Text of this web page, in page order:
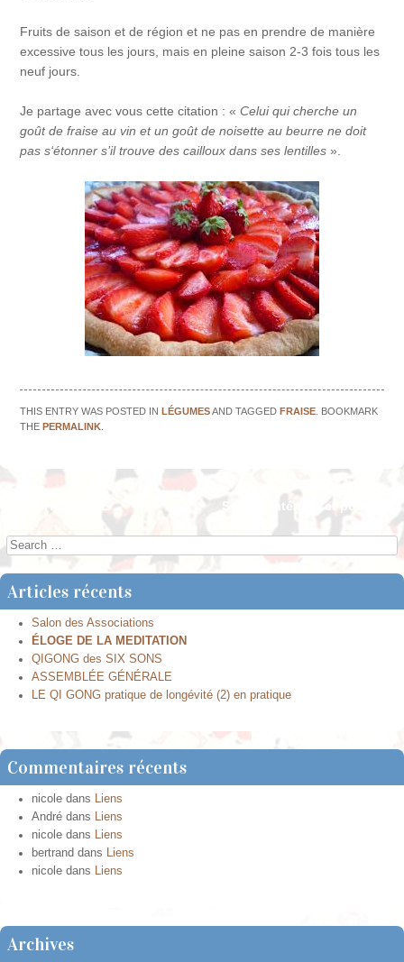
Fruits de saison et de région et ne pas en prendre de manière
excessive tous les jours, mais en pleine saison 2-3 fois tous les
neuf jours.
Je partage avec vous cette citation : «Celui qui cherche un
goût de fraise au vin et un goût de noisette au beurre ne doit
pas s‘étonner s’il trouve des cailloux dans ses lentilles».
THIS ENTRY WAS POSTED INLÉGUMESAND TAGGEDFRAISE . BOOKMARK
THEPERMALINK
Post navigation
Le CHOU RAVE Sourire intérieur et posture →
Search
Articles récents
Salon des Associations
ÉLOGE DE LA MEDITATION
QIGONG des SIX SONS
ASSEMBLÉE GÉNÉRALE
LE QI GONG pratique de longévité (2) en pratique
Commentaires récents
nicole dans Liens
André dans Liens
nicole dans Liens
bertrand dans Liens
nicole dans Liens
Archives